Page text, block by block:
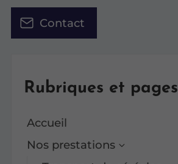
Contact
Rubriques et pages
Accueil
Nos prestations